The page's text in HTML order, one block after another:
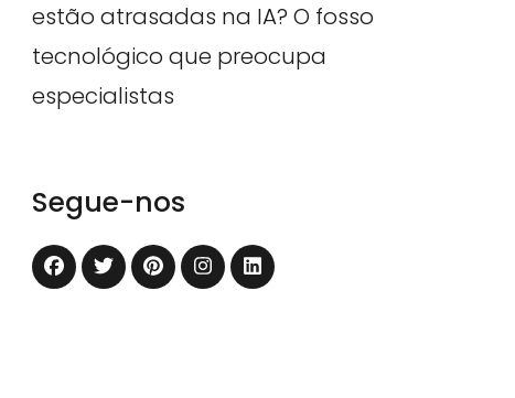
estão atrasadas na IA? O fosso
tecnológico que preocupa
especialistas
Segue-nos